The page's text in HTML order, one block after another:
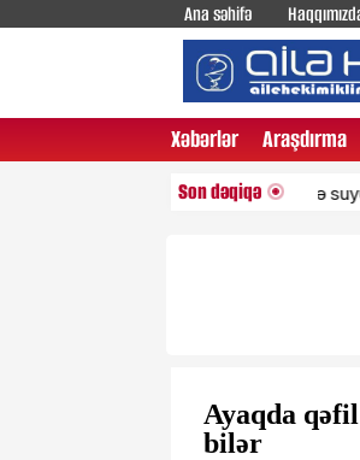
Ana səhifə
Xəbərlər Araşdırma
Son dəqiqə
Bu 3 içki bədəndə suyu daha
Ayaqda
bilər